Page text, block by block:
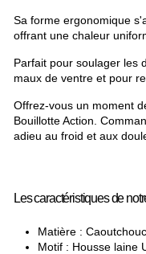
Sa forme ergonomique
offrant une chaleur
Parfait pour soulager les
maux de ventre et pour
Offrez-vous un moment
Bouillotte Action.
adieu au froid et aux
Les caractéristiques de
Matière : Caoutchouc
Motif : Housse laine